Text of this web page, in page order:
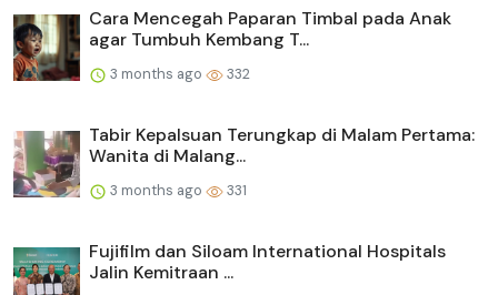
Cara Mencegah Paparan Timbal pada Anak
agar Tumbuh Kembang T...
3 months ago 332
Tabir Kepalsuan Terungkap di Malam Pertama:
Wanita di Malang...
3 months ago 331
Fujifilm dan Siloam International Hospitals
Jalin Kemitraan ...